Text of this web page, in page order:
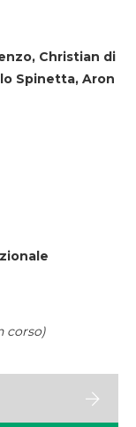
Christian di
Spinetta, Aron
corso)